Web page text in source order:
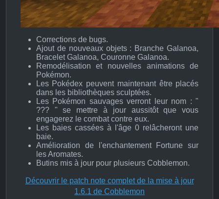
Corrections de bugs.
Ajout de nouveaux objets : Branche Galanoa,
Bracelet Galanoa, Couronne Galanoa.
Remodélisation et nouvelles animations de
Pokémon.
Les Pokédex peuvent maintenant être placés
dans les bibliothèques sculptées.
Les Pokémon sauvages verront leur nom : "
??? " se mettre à jour aussitôt que vous
engagerez le combat contre eux.
Les baies cassées à l'âge 0 relâcheront une
baie.
Amélioration de l'enchantement Fortune sur
les Aromates.
Butins mis à jour pour plusieurs Cobblemon.
Découvrir le patch note complet de la mise à jour
1.6.1 de Cobblemon